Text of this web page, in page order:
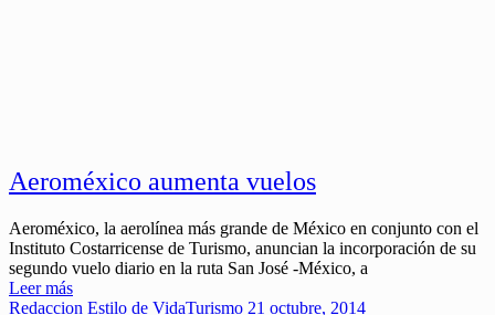
Aeroméxico aumenta vuelos
Aeroméxico, la aerolínea más grande de México en conjunto con el
Instituto Costarricense de Turismo, anuncian la incorporación de su
segundo vuelo diario en la ruta San José -México, a
Leer más
Redaccion Estilo de VidaTurismo 21 octubre, 2014